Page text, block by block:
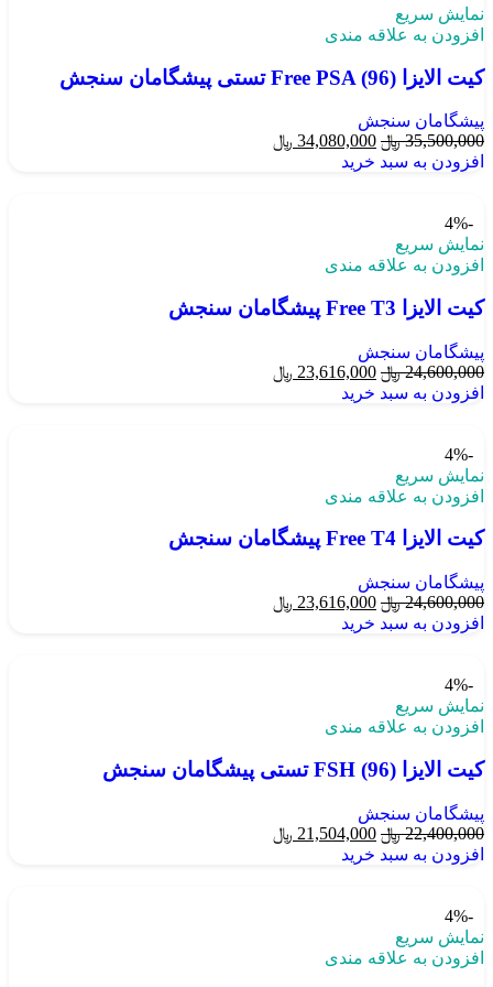
نمایش سریع
افزودن به علاقه مندی
کیت الایزا Free PSA (96) تستی پیشگامان سنجش
پیشگامان سنجش
35,500,000 ﷼ 34,080,000 ﷼
افزودن به سبد خرید
-4%
نمایش سریع
افزودن به علاقه مندی
کیت الایزا Free T3 پیشگامان سنجش
پیشگامان سنجش
24,600,000 ﷼ 23,616,000 ﷼
افزودن به سبد خرید
-4%
نمایش سریع
افزودن به علاقه مندی
کیت الایزا Free T4 پیشگامان سنجش
پیشگامان سنجش
24,600,000 ﷼ 23,616,000 ﷼
افزودن به سبد خرید
-4%
نمایش سریع
افزودن به علاقه مندی
کیت الایزا FSH (96) تستی پیشگامان سنجش
پیشگامان سنجش
22,400,000 ﷼ 21,504,000 ﷼
افزودن به سبد خرید
-4%
نمایش سریع
افزودن به علاقه مندی